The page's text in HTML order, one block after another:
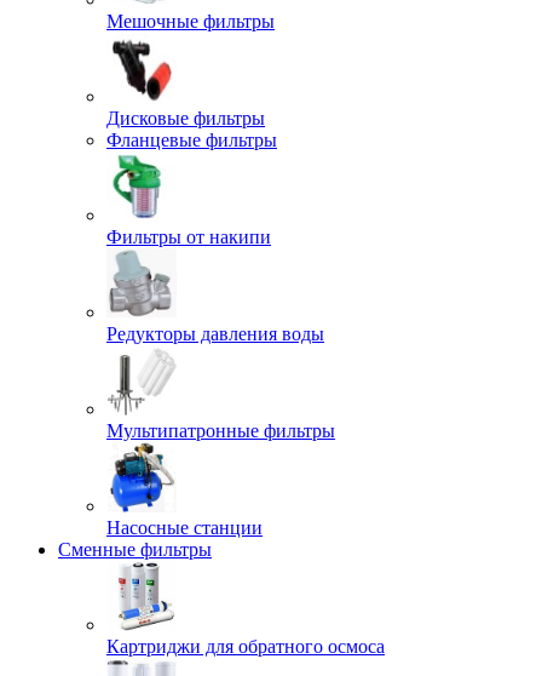
Мешочные фильтры
Дисковые фильтры
Фланцевые фильтры
Фильтры от накипи
Редукторы давления воды
Мультипатронные фильтры
Насосные станции
Сменные фильтры
Картриджи для обратного осмоса